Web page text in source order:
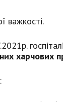
важкості.
харчових